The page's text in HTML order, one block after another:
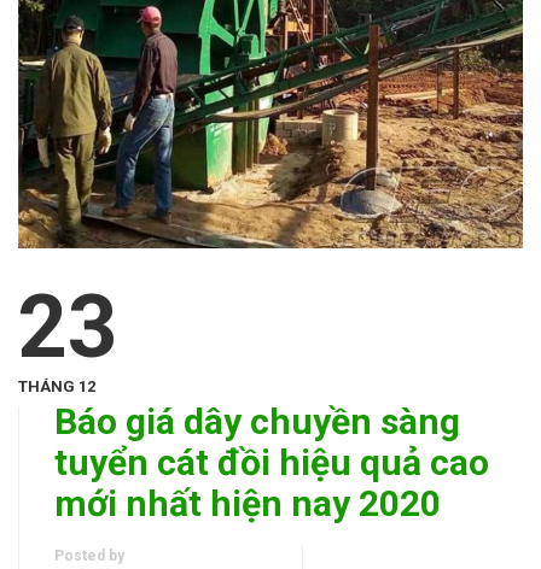
23
THÁNG 12
Báo giá dây chuyền sàng
tuyển cát đồi hiệu quả cao
mới nhất hiện nay 2020
Posted by